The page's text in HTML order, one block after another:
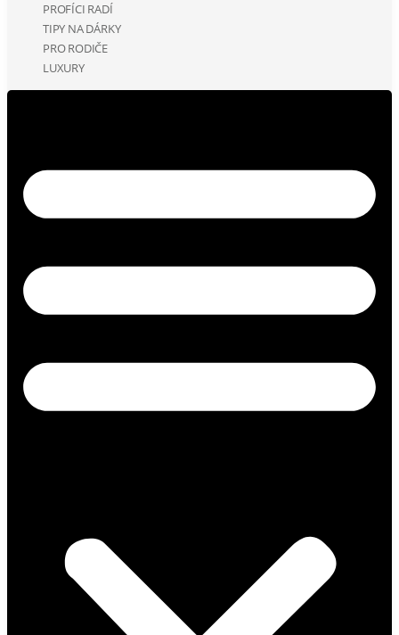
PROFÍCI RADÍ
TIPY NA DÁRKY
PRO RODIČE
LUXURY